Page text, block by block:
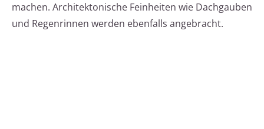
machen. Architektonische Feinheiten wie Dachgauben
und Regenrinnen werden ebenfalls angebracht.